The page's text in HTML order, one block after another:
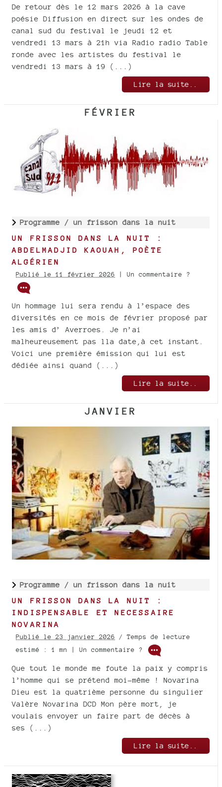
De retour dès le 12 mars 2026 à la cave
poésie Diffusion en direct sur les ondes de
canal sud du festival le jeudi 12 et
vendredi 13 mars à 21h via Radio radio Table
ronde avec les artistes du festival le
vendredi 13 mars à 19 (...)
Lire la suite..
FÉVRIER
Programme / un frisson dans la nuit
UN FRISSON DANS LA NUIT :
ABDELMADJID KAOUAH, POÈTE
ALGÉRIEN
Publié le 11 février 2026 | Un commentaire ?
Un hommage lui sera rendu à l’espace des
diversités en ce mois de février proposé par
les amis d’ Averroes. Je n’ai
malheureusement pas lla date,à cet instant.
Voici une première émission qui lui est
dédiée ainsi quand (...)
Lire la suite..
JANVIER
Programme / un frisson dans la nuit
UN FRISSON DANS LA NUIT :
INDISPENSABLE ET NECESSAIRE
NOVARINA
Publié le 23 janvier 2026 / Temps de lecture
estimé : 1 mn | Un commentaire ?
Que tout le monde me foute la paix y compris
l’homme qui se prétend moi-même ! Novarina
Dieu est la quatrième personne du singulier
Valère Novarina DCD Mon père mort, je
voulais envoyer un faire part de décès à
ses (...)
Lire la suite..